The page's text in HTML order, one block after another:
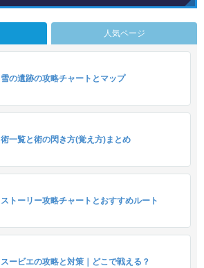
人気ページ
雪の遺跡の攻略チャートとマップ
術一覧と術の閃き方(覚え方)まとめ
ストーリー攻略チャートとおすすめルート
スービエの攻略と対策｜どこで戦える？